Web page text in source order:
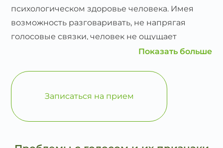
психологическом здоровье человека. Имея
возможность разговаривать, не напрягая
голосовые связки, человек не ощущает
дискомфорта, чувства неуверенности,
Традиционно на прием к фониатру приходили
люди творческих профессий – певцы, артисты,
музыканты, а также педагоги, ведущие,
пациенты вне этих сфер занятости
Показать больше
Записаться на прием